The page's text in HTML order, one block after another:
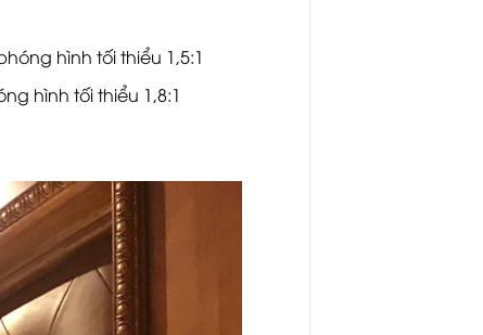
hình tối thiểu 1,5:1
hình tối thiểu 1,8:1